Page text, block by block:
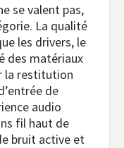
se valent pas,
La qualité
les drivers, le
des matériaux
la restitution
de
audio
fil haut de
bruit active et